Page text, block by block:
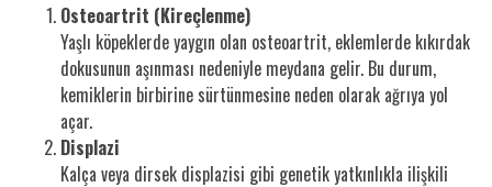
Osteoartrit (Kireçlenme)
Yaşlı köpeklerde yaygın olan osteoartrit, eklemlerde kıkırdak
dokusunun aşınması nedeniyle meydana gelir. Bu durum,
kemiklerin birbirine sürtünmesine neden olarak ağrıya yol
açar.
Displazi
Kalça veya dirsek displazisi gibi genetik yatkınlıkla ilişkili